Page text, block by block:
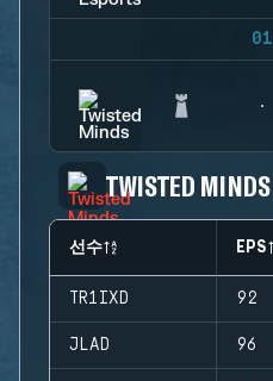
01
TWISTED MINDS
선수 EPS
TR1IXD 92
JLAD 96